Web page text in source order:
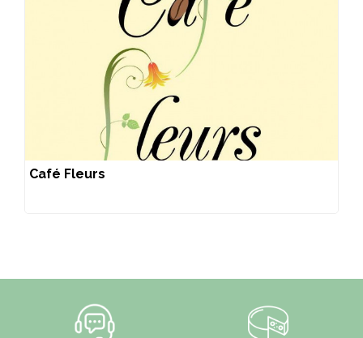
Café Fleurs